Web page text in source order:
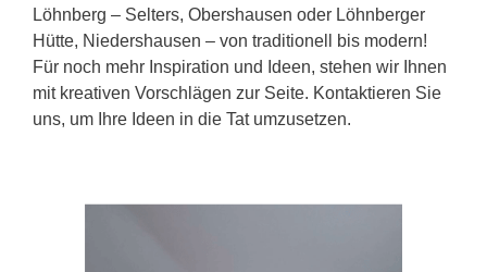
Löhnberg – Selters, Obershausen oder Löhnberger
Hütte, Niedershausen – von traditionell bis modern!
Für noch mehr Inspiration und Ideen, stehen wir Ihnen
mit kreativen Vorschlägen zur Seite. Kontaktieren Sie
uns, um Ihre Ideen in die Tat umzusetzen.